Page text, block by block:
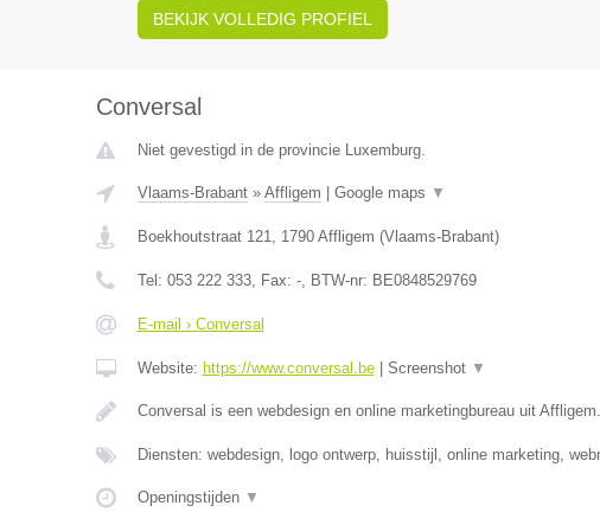
BEKIJK VOLLEDIG PROFIEL
Conversal
Niet gevestigd in de provincie Luxemburg.
Vlaams-Brabant» Affligem Google maps ▼
Boekhoutstraat 121, 1790 Affligem (Vlaams-Brabant)
Tel: 053 222 333, Fax: -, BTW-nr: BE0848529769
E-mail › Conversal
Website: https://www.conversal.be| Screenshot ▼
Conversal is een webdesign en online marketingbureau uit
Diensten: webdesign, logo ontwerp, huisstijl, online marketing,
Openingstijden ▼